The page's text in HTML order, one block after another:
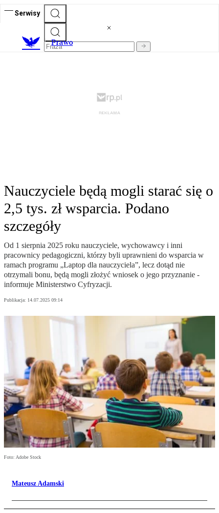
Serwisy
Prawo
Nauczyciele będą mogli starać się o
2,5 tys. zł wsparcia. Podano
szczegóły
Od 1 sierpnia 2025 roku nauczyciele, wychowawcy i inni
pracownicy pedagogiczni, którzy byli uprawnieni do wsparcia w
ramach programu „Laptop dla nauczyciela”, lecz dotąd nie
otrzymali bonu, będą mogli złożyć wniosek o jego przyznanie -
informuje Ministerstwo Cyfryzacji.
Publikacja: 14.07.2025 09:14
Foto: Adobe Stock
Mateusz Adamski